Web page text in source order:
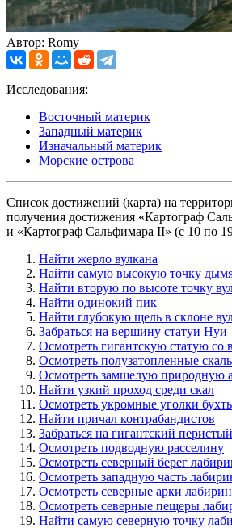
Автор: Romy
Исследования:
Восточный материк
Западный материк
Изначальный материк
Морские острова
Список достижений (карта) на
получения достижения «Картограф
и «Картограф Сальфимара II» (с 10 по
Найти жерло вулкана
Найти самую высокую точку
Найти вторую по высоте точку
Найти одинокий пик
Найти глубокую щель в склоне
Забраться на вершину статуи Нуи
Осмотреть гигантскую статую со
Осмотреть полузатопленные
Осмотреть замшелую природную
Найти узкий проход среди скал
Осмотреть укромные уголки
Найти причал контрабандистов
Забраться на гигантский
Осмотреть подводную расселину
Осмотреть северный берег
Осмотреть западную часть
Осмотреть северные арки
Осмотреть северные пещеры
Найти самую северную точку